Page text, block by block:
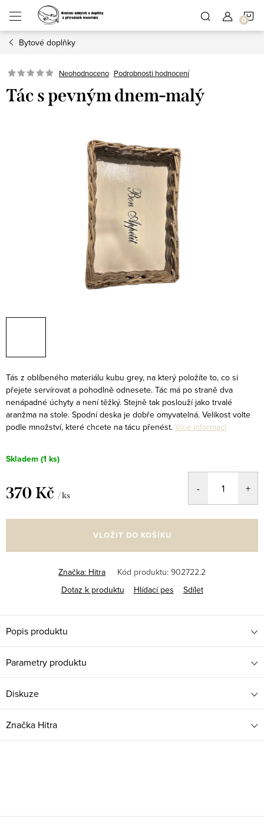
obsah
Bytové doplňky
Neohodnoceno Podrobnosti hodnocení
Tác s pevným dnem-malý
Tás z oblíbeného materiálu kubu grey, na který položíte to, co si
přejete servírovat a pohodlně odnesete. Tác má po straně dva
nenápadné úchyty a není těžký. Stejně tak poslouží jako trvalé
aranžma na stole. Spodní deska je dobře omyvatelná. Velikost volte
podle množství, které chcete na tácu přenést. Více informací
Skladem (1 ks)
370 Kč / ks
cena:
VLOŽIT DO KOŠÍKU
Značka: Hitra Kód produktu: 902722.2
Dotaz k produktu
Hlídací pes Sdílet
Popis produktu
Parametry produktu
Diskuze
Značka Hitra